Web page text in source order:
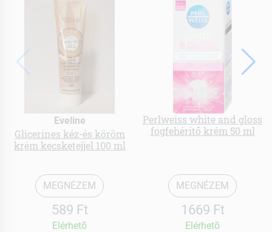
Eveline
Glicerines kéz-és köröm
krém kecsketejjel 100 ml
MEGNÉZEM
589 Ft
Elérhetõ
Perlweiss white and gloss
fogfehérítő krém 50 ml
MEGNÉZEM
1669 Ft
Elérhetõ